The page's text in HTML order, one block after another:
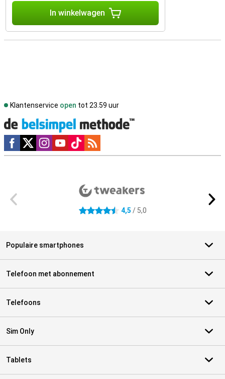
In winkelwagen
Klantenservice open tot 23.59 uur
Social media
4.5 sterren 4,5 / 5,0
Populaire smartphones
Telefoon met abonnement
Telefoons
Sim Only
Tablets